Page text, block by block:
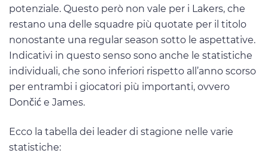
potenziale. Questo però non vale per i Lakers, che
restano una delle squadre più quotate per il titolo
nonostante una regular season sotto le aspettative.
Indicativi in questo senso sono anche le statistiche
individuali, che sono inferiori rispetto all’anno scorso
per entrambi i giocatori più importanti, ovvero
Dončić e James.
Ecco la tabella dei leader di stagione nelle varie
statistiche: